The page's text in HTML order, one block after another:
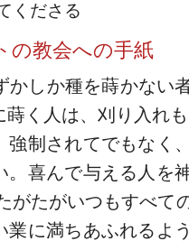
くださる
の教会への手紙
かしか種を蒔かない
く人は、刈り入れ
強制されてでもなく
。喜んで与える人を
がたがいつもすべて
業に満ちあふれるよ